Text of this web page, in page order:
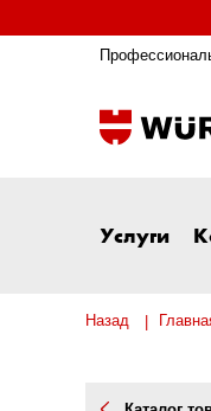
Услуги
Назад